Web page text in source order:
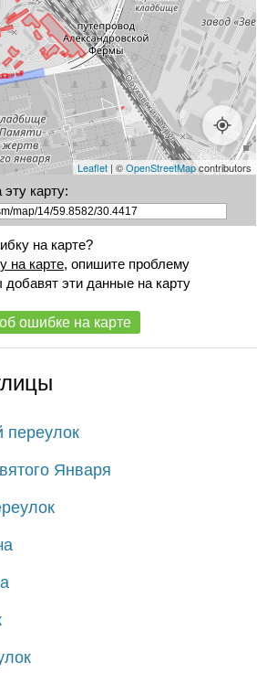
35 литА 39 к2 66А
Leaflet| ©OpenStreetMapcontributors
карту:
на карте?
на карте, опишите проблему
добавят эти данные на карту
ошибке на карте
переулок
Января